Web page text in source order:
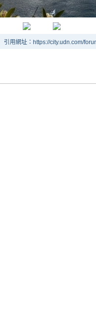
引用網址：https://city.udn.com/